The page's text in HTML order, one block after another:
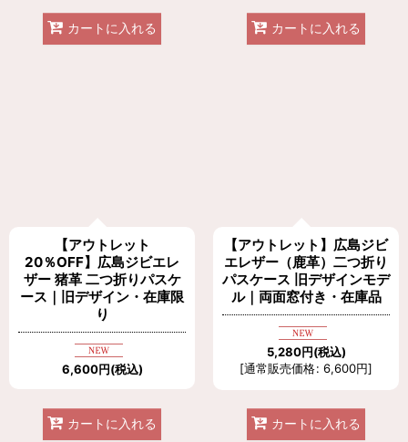
カートに入れる カートに入れる
【アウトレット
20％OFF】広島ジビエレ
ザー 猪革 二つ折りパスケ
ース｜旧デザイン・在庫限
り
6,600円(税込)
カートに入れる
【アウトレット】広島ジビ
エレザー（鹿革）二つ折り
パスケース 旧デザインモデ
ル｜両面窓付き・在庫品
5,280円(税込)
[通常販売価格: 6,600円]
カートに入れる